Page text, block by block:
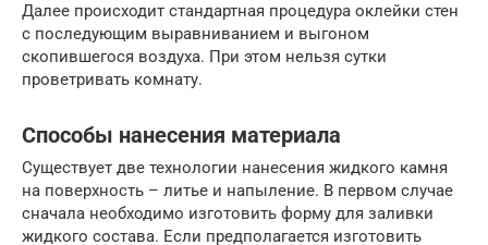
Далее происходит стандартная процедура оклейки стен
с последующим выравниванием и выгоном
скопившегося воздуха. При этом нельзя сутки
проветривать комнату.
Способы нанесения материала
Существует две технологии нанесения жидкого камня
на поверхность – литье и напыление. В первом случае
сначала необходимо изготовить форму для заливки
жидкого состава. Если предполагается изготовить